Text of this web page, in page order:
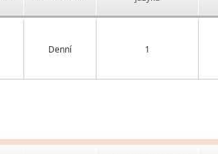
Denní 1